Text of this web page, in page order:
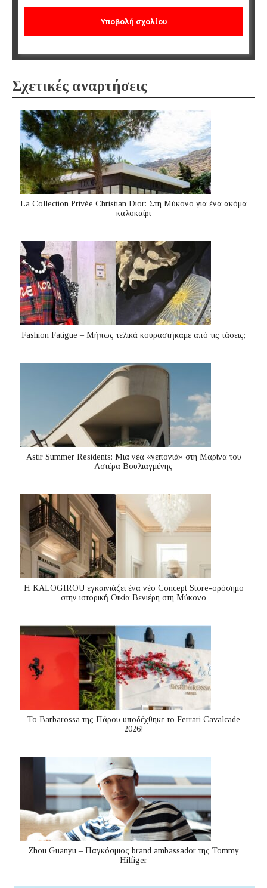
Σχετικές αναρτήσεις
La Collection Privée Christian Dior: Στη Μύκονο για ένα ακόμα
καλοκαίρι
Fashion Fatigue – Μήπως τελικά κουραστήκαμε από τις τάσεις;
Astir Summer Residents: Μια νέα «γειτονιά» στη Μαρίνα του
Αστέρα Βουλιαγμένης
Η KALOGIROU εγκαινιάζει ένα νέο Concept Store-ορόσημο
στην ιστορική Οικία Βενιέρη στη Μύκονο
Το Barbarossa της Πάρου υποδέχθηκε το Ferrari Cavalcade
2026!
Zhou Guanyu – Παγκόσμιος brand ambassador της Tommy
Hilfiger